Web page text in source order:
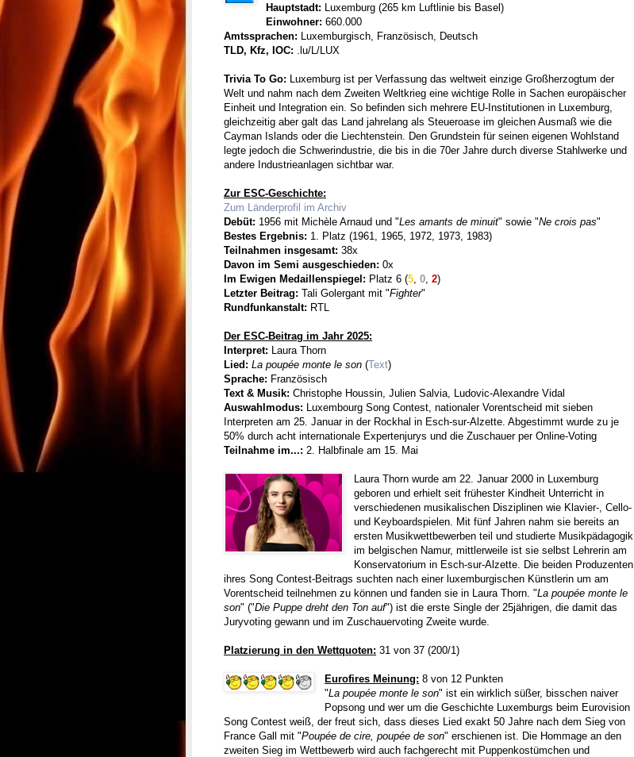
Hauptstadt: Luxemburg (265 km Luftlinie bis Basel)
Einwohner: 660.000
Amtssprachen: Luxemburgisch, Französisch, Deutsch
TLD, Kfz, IOC: .lu/L/LUX
Trivia To Go: Luxemburg ist per Verfassung das weltweit einzige Großherzogtum der
Welt und nahm nach dem Zweiten Weltkrieg eine wichtige Rolle in Sachen europäischer
Einheit und Integration ein. So befinden sich mehrere EU-Institutionen in Luxemburg,
gleichzeitig aber galt das Land jahrelang als Steueroase im gleichen Ausmaß wie die
Cayman Islands oder die Liechtenstein. Den Grundstein für seinen eigenen Wohlstand
legte jedoch die Schwerindustrie, die bis in die 70er Jahre durch diverse Stahlwerke und
andere Industrieanlagen sichtbar war.
Zur ESC-Geschichte:
Zum Länderprofil im Archiv
Debüt: 1956 mit Michèle Arnaud und "Les amants de minuit" sowie "Ne crois pas"
Bestes Ergebnis: 1. Platz (1961, 1965, 1972, 1973, 1983)
Teilnahmen insgesamt: 38x
Davon im Semi ausgeschieden: 0x
Im Ewigen Medaillenspiegel: Platz 6 (5 0 2)
Letzter Beitrag: Tali Golergant mit "Fighter"
Rundfunkanstalt: RTL
Der ESC-Beitrag im Jahr 2025:
Interpret: Laura Thorn
Lied: La poupée monte le son (Text)
Sprache: Französisch
Text & Musik: Christophe Houssin, Julien Salvia, Ludovic-Alexandre Vidal
Auswahlmodus: Luxembourg Song Contest, nationaler Vorentscheid mit sieben
Interpreten am 25. Januar in der Rockhal in Esch-sur-Alzette. Abgestimmt wurde zu je
50% durch acht internationale Expertenjurys und die Zuschauer per Online-Voting
Teilnahme im...: 2. Halbfinale am 15. Mai
Laura Thorn wurde am 22. Januar 2000 in Luxemburg
geboren und erhielt seit frühester Kindheit Unterricht in
verschiedenen musikalischen Disziplinen wie Klavier-, Cello-
und Keyboardspielen. Mit fünf Jahren nahm sie bereits an
ersten Musikwettbewerben teil und studierte Musikpädagogik
im belgischen Namur, mittlerweile ist sie selbst Lehrerin am
Konservatorium in Esch-sur-Alzette. Die beiden Produzenten
ihres Song Contest-Beitrags suchten nach einer luxemburgischen Künstlerin um am
Vorentscheid teilnehmen zu können und fanden sie in Laura Thorn. "La poupée monte le
son" ("Die Puppe dreht den Ton auf") ist die erste Single der 25jährigen, die damit das
Juryvoting gewann und im Zuschauervoting Zweite wurde.
Platzierung in den Wettquoten: 31 von 37 (200/1)
Eurofires Meinung: 8 von 12 Punkten
"La poupée monte le son" ist ein wirklich süßer, bisschen naiver
Popsong und wer um die Geschichte Luxemburgs beim Eurovision
Song Contest weiß, der freut sich, dass dieses Lied exakt 50 Jahre nach dem Sieg von
France Gall mit "Poupée de cire, poupée de son" erschienen ist. Die Hommage an den
zweiten Sieg im Wettbewerb wird auch fachgerecht mit Puppenkostümchen und